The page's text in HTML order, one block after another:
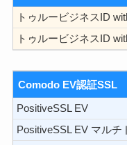
トゥルービジネスID
トゥルービジネスID
Comodo EV認証SSL
PositiveSSL EV
PositiveSSL EV マルチ